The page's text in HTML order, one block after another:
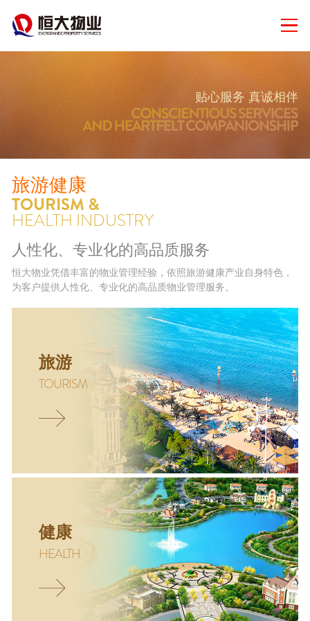
贴心服务 真诚相伴
旅游健康
TOURISM &
HEALTH INDUSTRY
人性化、专业化的高品质服务
恒大物业凭借丰富的物业管理经验，依照旅游健康产业自身特色，
为客户提供人性化、专业化的高品质物业管理服务。
旅游
TOURISM
健康
HEALTH